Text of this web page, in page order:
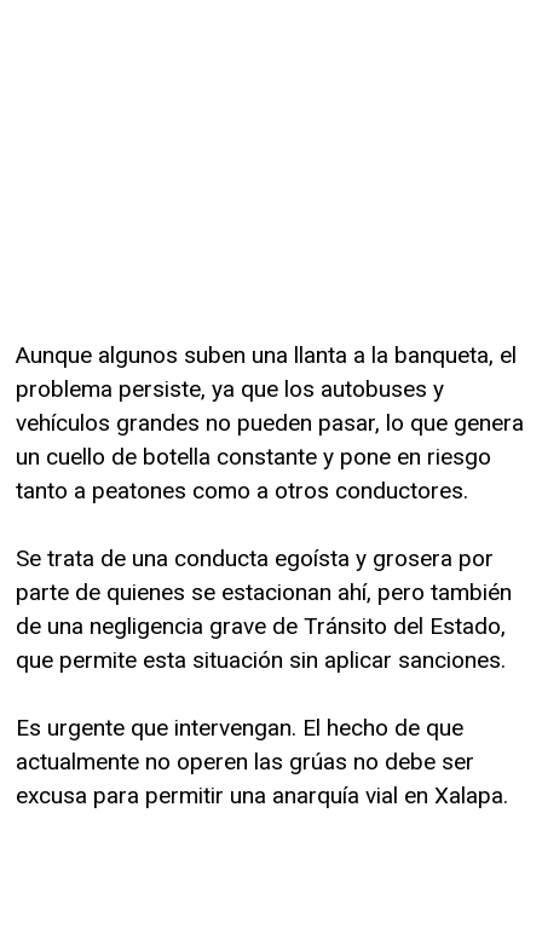
Aunque algunos suben una llanta a la banqueta, el
problema persiste, ya que los autobuses y
vehículos grandes no pueden pasar, lo que genera
un cuello de botella constante y pone en riesgo
tanto a peatones como a otros conductores.
Se trata de una conducta egoísta y grosera por
parte de quienes se estacionan ahí, pero también
de una negligencia grave de Tránsito del Estado,
que permite esta situación sin aplicar sanciones.
Es urgente que intervengan. El hecho de que
actualmente no operen las grúas no debe ser
excusa para permitir una anarquía vial en Xalapa.